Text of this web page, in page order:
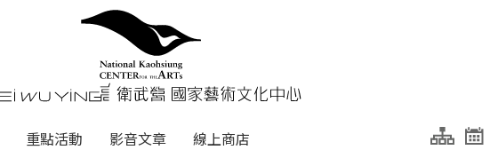
衛武營國家藝術文化中心
重點活動 影音文章 線上商店